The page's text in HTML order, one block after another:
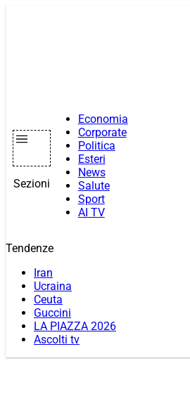
Sezioni
Economia
Corporate
Politica
Esteri
News
Salute
Sport
AI TV
Tendenze
Iran
Ucraina
Ceuta
Guccini
LA PIAZZA 2026
Ascolti tv